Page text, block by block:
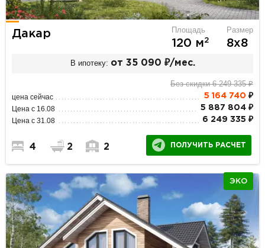
Дакар Площадь
120 м2
Размер
8х8
В ипотеку: от 35 090 ₽/мес.
Без скидки 6 249 335 ₽
цена сейчас 5 164 740 ₽
Цена с 16.08 5 887 804 ₽
Цена с 31.08 6 249 335 ₽
4 2 2 ПОЛУЧИТЬ РАСЧЕТ
ЭКО